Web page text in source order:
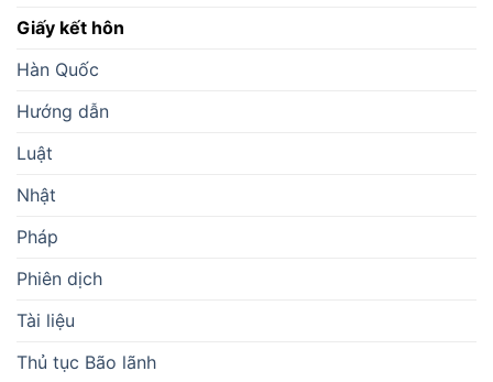
Giấy kết hôn
Hàn Quốc
Hướng dẫn
Luật
Nhật
Pháp
Phiên dịch
Tài liệu
Thủ tục Bão lãnh